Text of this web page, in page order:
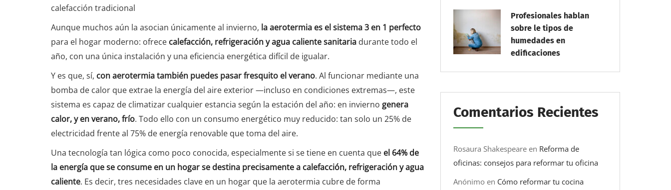
calefacción tradicional
Aunque muchos aún la asocian únicamente al invierno, la aerotermia es el sistema 3 en 1 perfecto
para el hogar moderno: ofrece calefacción, refrigeración y agua caliente sanitaria durante todo el
año, con una única instalación y una eficiencia energética difícil de igualar.
Y es que, sí, con aerotermia también puedes pasar fresquito el verano. Al funcionar mediante una
bomba de calor que extrae la energía del aire exterior —incluso en condiciones extremas—, este
sistema es capaz de climatizar cualquier estancia según la estación del año: en invierno genera
calor, y en verano, frío. Todo ello con un consumo energético muy reducido: tan solo un 25% de
electricidad frente al 75% de energía renovable que toma del aire.
Una tecnología tan lógica como poco conocida, especialmente si se tiene en cuenta que el 64% de
la energía que se consume en un hogar se destina precisamente a calefacción, refrigeración y agua
caliente. Es decir, tres necesidades clave en un hogar que la aerotermia cubre de forma
Profesionales hablan
sobre le tipos de
humedades en
edificaciones
Comentarios Recientes
Rosaura Shakespeare en Reforma de
oficinas: consejos para reformar tu oficina
Anónimo en Cómo reformar tu cocina